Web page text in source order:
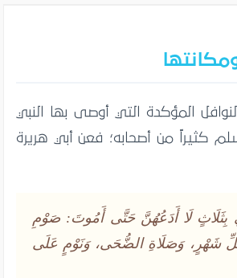
المؤكدة التي أوصى بها النبي
كثيراً من أصحابه؛ فعن أبي هريرة
بِثَلَاثٍ لَا أَدَعُهُنَّ حَتَّى أَمُوتَ: صَوْمِ
كُلِّ شَهْرٍ، وَصَلَاةِ الضُّحَى، وَنَوْمٍ عَلَى